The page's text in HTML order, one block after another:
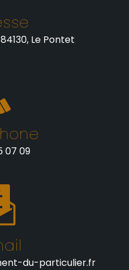
Le Pontet
07 09
du-particulier.fr